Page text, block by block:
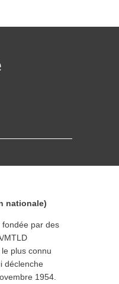
nationale)
par des
MTLD
plus connu
déclenche
1954.